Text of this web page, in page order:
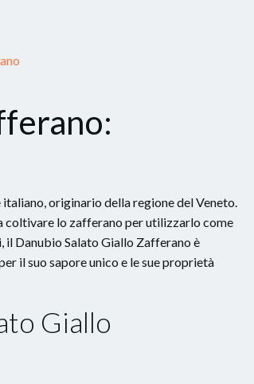
originario della regione del Veneto.
coltivare lo zafferano per utilizzarlo come
Danubio Salato Giallo Zafferano è
il suo sapore unico e le sue proprietà
Giallo